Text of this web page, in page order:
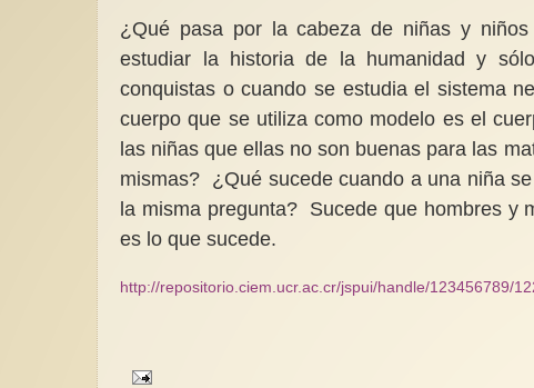
¿Qué pasa por la cabeza de niñas y
estudiar la historia de la humanidad y
conquistas o cuando se estudia el sistema
cuerpo que se utiliza como modelo es el
las niñas que ellas no son buenas para las
mismas? ¿Qué sucede cuando a una niña
la misma pregunta? Sucede que hombres y
es lo que sucede.
http://repositorio.ciem.ucr.ac.cr/jspui/handle/123456789/